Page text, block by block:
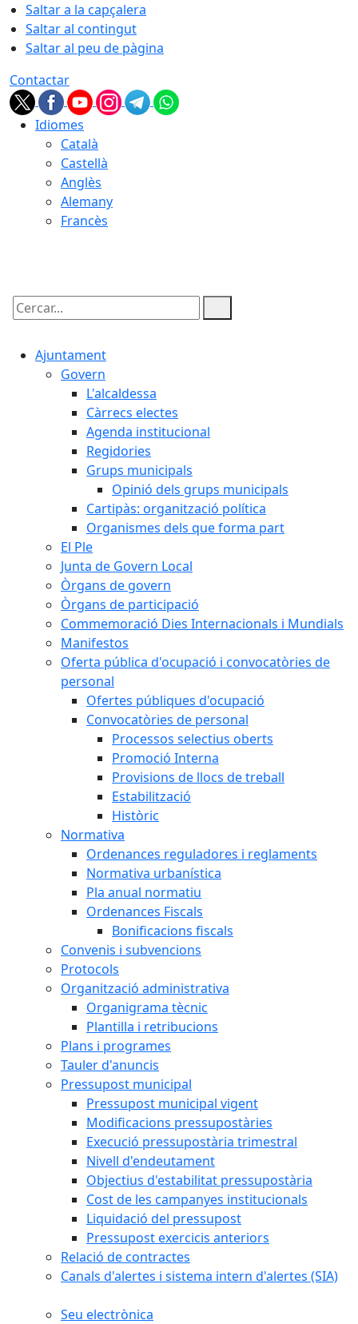
Saltar a la capçalera
Saltar al contingut
Saltar al peu de pàgina
Contactar
Idiomes
Català
Castellà
Anglès
Alemany
Francès
Cercar:
Ajuntament
Govern
L'alcaldessa
Càrrecs electes
Agenda institucional
Regidories
Grups municipals
Opinió dels grups municipals
Cartipàs: organització política
Organismes dels que forma part
El Ple
Junta de Govern Local
Òrgans de govern
Òrgans de participació
Commemoració Dies Internacionals i Mundials
Manifestos
Oferta pública d'ocupació i convocatòries de
personal
Ofertes públiques d'ocupació
Convocatòries de personal
Processos selectius oberts
Promoció Interna
Provisions de llocs de treball
Estabilització
Històric
Normativa
Ordenances reguladores i reglaments
Normativa urbanística
Pla anual normatiu
Ordenances Fiscals
Bonificacions fiscals
Convenis i subvencions
Protocols
Organització administrativa
Organigrama tècnic
Plantilla i retribucions
Plans i programes
Tauler d'anuncis
Pressupost municipal
Pressupost municipal vigent
Modificacions pressupostàries
Execució pressupostària trimestral
Nivell d'endeutament
Objectius d'estabilitat pressupostària
Cost de les campanyes institucionals
Liquidació del pressupost
Pressupost exercicis anteriors
Relació de contractes
Canals d'alertes i sistema intern d'alertes (SIA)
Seu electrònica